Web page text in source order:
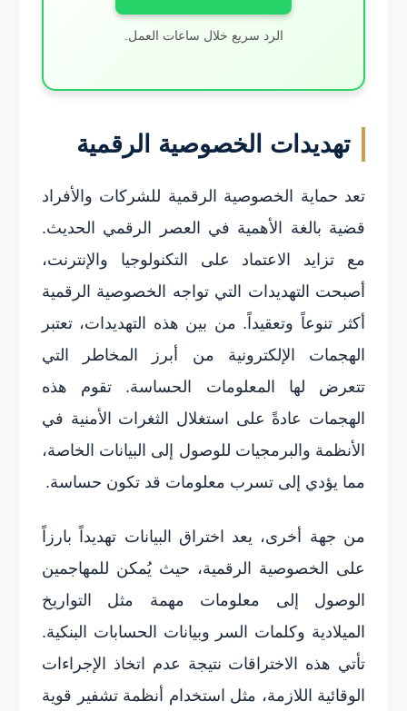
الرد سريع خلال ساعات العمل.
تهديدات الخصوصية الرقمية
تعد حماية الخصوصية الرقمية للشركات والأفراد
قضية بالغة الأهمية في العصر الرقمي الحديث.
مع تزايد الاعتماد على التكنولوجيا والإنترنت،
أصبحت التهديدات التي تواجه الخصوصية الرقمية
أكثر تنوعاً وتعقيداً. من بين هذه التهديدات، تعتبر
الهجمات الإلكترونية من أبرز المخاطر التي
تتعرض لها المعلومات الحساسة. تقوم هذه
الهجمات عادةً على استغلال الثغرات الأمنية في
الأنظمة والبرمجيات للوصول إلى البيانات الخاصة،
مما يؤدي إلى تسرب معلومات قد تكون حساسة.
من جهة أخرى، يعد اختراق البيانات تهديداً بارزاً
على الخصوصية الرقمية، حيث يُمكن للمهاجمين
الوصول إلى معلومات مهمة مثل التواريخ
الميلادية وكلمات السر وبيانات الحسابات البنكية.
تأتي هذه الاختراقات نتيجة عدم اتخاذ الإجراءات
الوقائية اللازمة، مثل استخدام أنظمة تشفير قوية